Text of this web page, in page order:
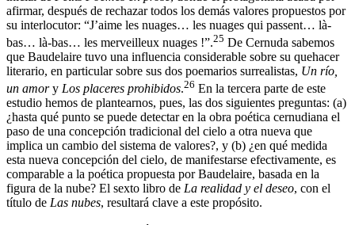
afirmar, después de rechazar todos los demás valores propuestos por
su interlocutor: “J’aime les nuages… les nuages qui passent… là-
bas… là-bas… les merveilleux nuages !”.25 De Cernuda sabemos
que Baudelaire tuvo una influencia considerable sobre su quehacer
literario, en particular sobre sus dos poemarios surrealistas, Un río,
un amory Los placeres prohibidos.26 En la tercera parte de este
estudio hemos de plantearnos, pues, las dos siguientes preguntas: (a)
¿hasta qué punto se puede detectar en la obra poética cernudiana el
paso de una concepción tradicional del cielo a otra nueva que
implica un cambio del sistema de valores?, y (b) ¿en qué medida
esta nueva concepción del cielo, de manifestarse efectivamente, es
comparable a la poética propuesta por Baudelaire, basada en la
figura de la nube? El sexto libro de La realidad y el deseo, con el
título de Las nubes, resultará clave a este propósito.